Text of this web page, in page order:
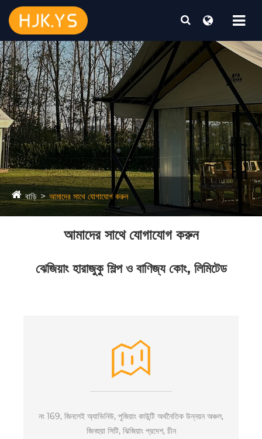
বাড়ি আমাদের সাথে যোগাযোগ করুন
আমাদের সাথে যোগাযোগ করুন
ঝেজিয়াং হারাজুকু শিল্প ও বাণিজ্য কোং, লিমিটেড
নং 169, জিনলেই অ্যাভিনিউ, পুজিয়াং কাউন্টি অর্থনৈতিক উন্নয়ন অঞ্চল,
জিনহুয়া সিটি, ঝিজিয়াং প্রদেশ, চীন